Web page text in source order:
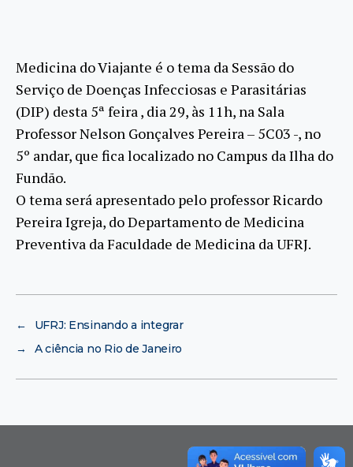
Medicina do Viajante é o tema da Sessão do
Serviço de Doenças Infecciosas e Parasitárias
(DIP) desta 5ª feira , dia 29, às 11h, na Sala
Professor Nelson Gonçalves Pereira – 5C03 -, no
5º andar, que fica localizado no Campus da Ilha do
Fundão.
O tema será apresentado pelo professor Ricardo
Pereira Igreja, do Departamento de Medicina
Preventiva da Faculdade de Medicina da UFRJ.
←
UFRJ: Ensinando a integrar
→
A ciência no Rio de Janeiro